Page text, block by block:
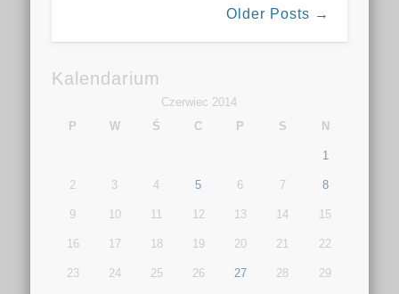
Older Posts →
Kalendarium
Czerwiec 2014
P
W Ś C P S N
1
2 3 4 5 6 7 8
9 10 11 12 13 14 15
16 17 18 19 20 21 22
23 24 25 26 27 28 29